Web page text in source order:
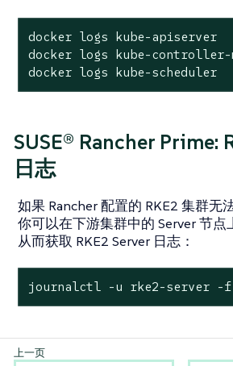
docker logs kube-apiserver
docker logs kube-controller-
docker logs kube-scheduler
SUSE® Rancher Prime:
日志
如果 Rancher 配置的 RKE2 集群无
你可以在下游集群中的 Server 节点
从而获取 RKE2 Server 日志：
journalctl -u rke2-server -f